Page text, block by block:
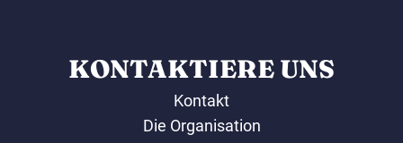
KONTAKTIERE UNS
Kontakt
Die Organisation